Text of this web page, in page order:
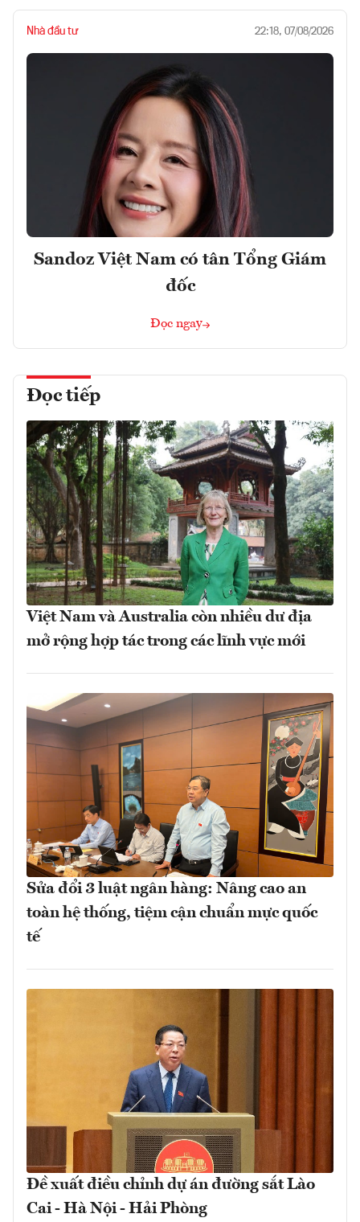
Nhà đầu tư 22:18, 07/08/2026
Sandoz Việt Nam có tân Tổng Giám
đốc
Đọc ngay
Đọc tiếp
Việt Nam và Australia còn nhiều dư địa
mở rộng hợp tác trong các lĩnh vực mới
Sửa đổi 3 luật ngân hàng: Nâng cao an
toàn hệ thống, tiệm cận chuẩn mực quốc
tế
Đề xuất điều chỉnh dự án đường sắt Lào
Cai - Hà Nội - Hải Phòng